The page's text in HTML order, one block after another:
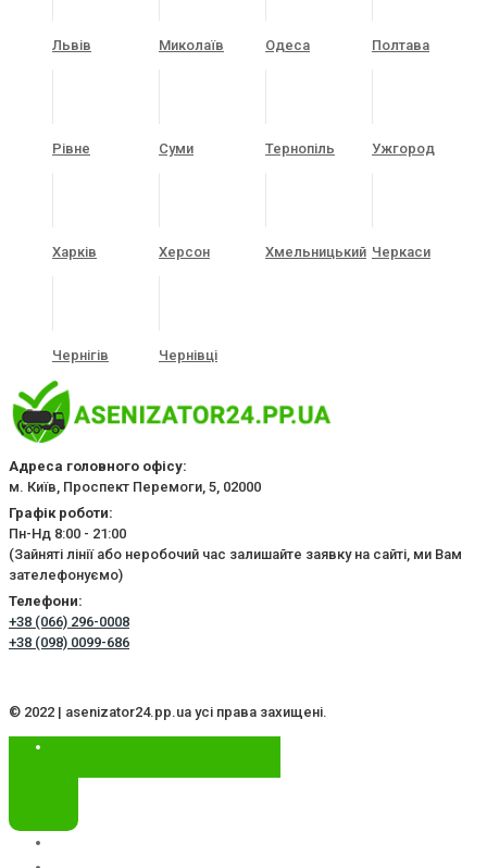
Львів Миколаїв Одеса Полтава
Рівне Суми Тернопіль Ужгород
Харків Херсон Хмельницький Черкаси
Чернігів Чернівці
Адреса головного офісу:
м. Київ, Проспект Перемоги, 5, 02000
Графік роботи:
Пн-Нд 8:00 - 21:00
(Зайняті лінії або неробочий час залишайте заявку на сайті, ми Вам
зателефонуємо)
Телефони:
+38 (066) 296-0008
+38 (098) 0099-686
© 2022 | asenizator24.pp.ua усі права захищені.